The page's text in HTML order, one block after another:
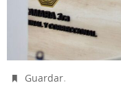
Guardar.